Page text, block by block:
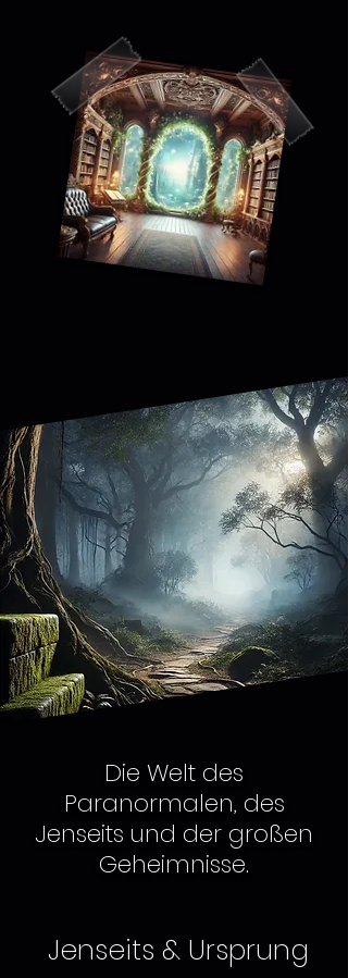
Die Welt des
Paranormalen, des
Jenseits und der großen
Geheimnisse.
Jenseits & Ursprung